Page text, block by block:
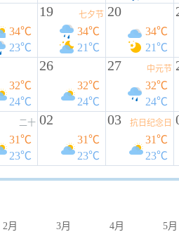
34℃
23℃
19 七夕节
34℃
21℃
20
34℃
21℃
32℃
24℃
26
32℃
24℃
27 中元节
32℃
24℃
二十
31℃
23℃
02
31℃
23℃
03 抗日纪念日
31℃
23℃
2月 3月 4月 5月